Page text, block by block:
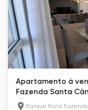
Apartamento à
Fazenda Santa
Parque Rural